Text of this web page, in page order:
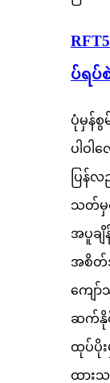
ပ်ရပ်စဲ
ပုံမှန်စွ
ပါဝါ
ပြန်လ
သတ်မှ
အပူခ
အစိတ်
ကျော်
ဆက်နို
ထုပ်ပို
ထားသ